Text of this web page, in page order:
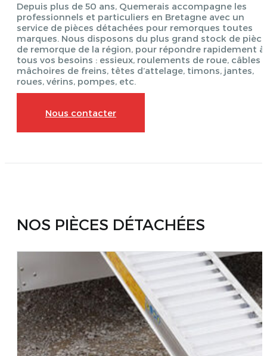
Depuis plus de 50 ans, Quemerais accompagne les
professionnels et particuliers en Bretagne avec un
service de pièces détachées pour remorques toutes
marques. Nous disposons du plus grand stock de
de remorque de la région, pour répondre rapidement à
tous vos besoins : essieux, roulements de roue, câbles
mâchoires de freins, têtes d’attelage, timons, jantes,
roues, vérins, pompes, etc.
Nous contacter
NOS PIÈCES DÉTACHÉES